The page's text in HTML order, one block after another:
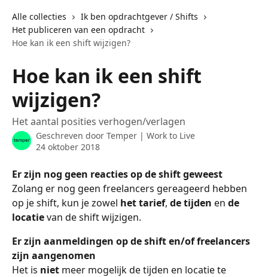
Alle collecties
Ik ben opdrachtgever / Shifts
Het publiceren van een opdracht
Hoe kan ik een shift wijzigen?
Hoe kan ik een shift
wijzigen?
Het aantal posities verhogen/verlagen
Geschreven door Temper | Work to Live
24 oktober 2018
Er zijn nog geen reacties op de shift geweest
Zolang er nog geen freelancers gereageerd hebben
op je shift, kun je zowel het tarief, de tijden en de
locatie van de shift wijzigen.
Er zijn aanmeldingen op de shift en/of freelancers
zijn aangenomen
Het is niet meer mogelijk de tijden en locatie te